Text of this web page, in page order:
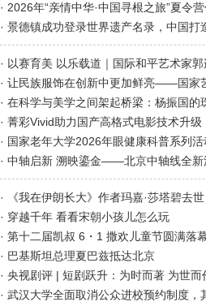
· 2026年“亲情中华·中国寻根之旅”夏令
· 景德镇成功登录世界遗产名录，中国打
· 以赛育美 以乐载道｜国际和平艺术家
· 在科学与美学之间架起桥梁：杨振国的
· 菁彩Vivid助力国产高格式电影技术升级
· 中轴启新 溯映鎏金——北京中轴线全新
· 《我在伊朗长大》作者玛嘉·莎塔碧去世
· 穿越千年 看看宋朝小孩儿怎么玩
· 巴基斯坦总理夏巴兹抵达北京
· 央视剧评 | 短剧跃升：为时而著 为世而
· 武汉大学全面取消公众进校预约制度，